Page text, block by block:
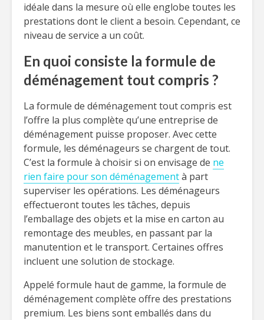
idéale dans la mesure où elle englobe toutes les
prestations dont le client a besoin. Cependant, ce
niveau de service a un coût.
En quoi consiste la formule de
déménagement tout compris ?
La formule de déménagement tout compris est
l’offre la plus complète qu’une entreprise de
déménagement puisse proposer. Avec cette
formule, les déménageurs se chargent de tout.
C’est la formule à choisir si on envisage de ne
rien faire pour son déménagementà part
superviser les opérations. Les déménageurs
effectueront toutes les tâches, depuis
l’emballage des objets et la mise en carton au
remontage des meubles, en passant par la
manutention et le transport. Certaines offres
incluent une solution de stockage.
Appelé formule haut de gamme, la formule de
déménagement complète offre des prestations
premium. Les biens sont emballés dans du